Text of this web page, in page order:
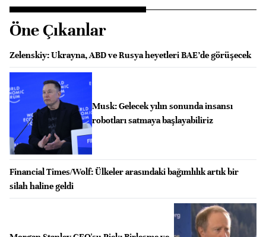
Öne Çıkanlar
Zelenskiy: Ukrayna, ABD ve Rusya heyetleri BAE’de görüşecek
Musk: Gelecek yılın sonunda insansı
robotları satmaya başlayabiliriz
Financial Times/Wolf: Ülkeler arasındaki bağımlılık artık bir
silah haline geldi